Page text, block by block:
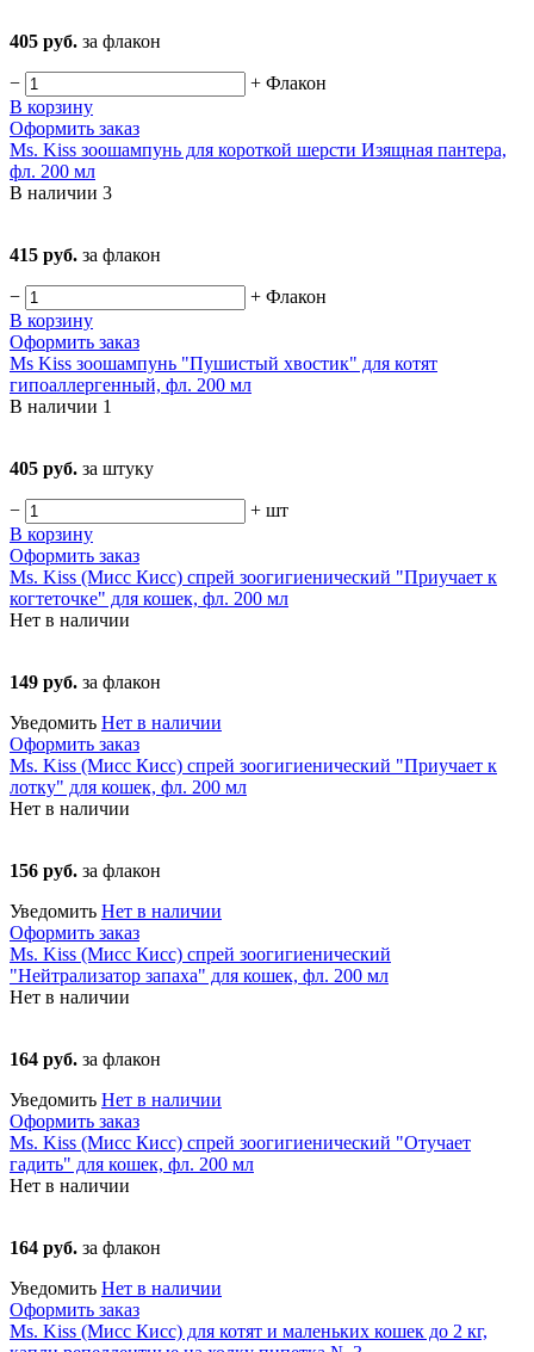
405 руб. за флакон
− + Флакон
В корзину
Оформить заказ
Ms. Kiss зоошампунь для короткой шерсти Изящная пантера,
фл. 200 мл
В наличии 3
415 руб. за флакон
− + Флакон
В корзину
Оформить заказ
Ms Kiss зоошампунь "Пушистый хвостик" для котят
гипоаллергенный, фл. 200 мл
В наличии 1
405 руб. за штуку
− + шт
В корзину
Оформить заказ
Ms. Kiss (Мисс Кисс) спрей зоогигиенический "Приучает к
когтеточке" для кошек, фл. 200 мл
Нет в наличии
149 руб. за флакон
Уведомить Нет в наличии
Оформить заказ
Ms. Kiss (Мисс Кисс) спрей зоогигиенический "Приучает к
лотку" для кошек, фл. 200 мл
Нет в наличии
156 руб. за флакон
Уведомить Нет в наличии
Оформить заказ
Ms. Kiss (Мисс Кисс) спрей зоогигиенический
"Нейтрализатор запаха" для кошек, фл. 200 мл
Нет в наличии
164 руб. за флакон
Уведомить Нет в наличии
Оформить заказ
Ms. Kiss (Мисс Кисс) спрей зоогигиенический "Отучает
гадить" для кошек, фл. 200 мл
Нет в наличии
164 руб. за флакон
Уведомить Нет в наличии
Оформить заказ
Ms. Kiss (Мисс Кисс) для котят и маленьких кошек до 2 кг,